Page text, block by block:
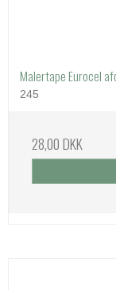
Malertape Eurocel
245
28,00 DKK